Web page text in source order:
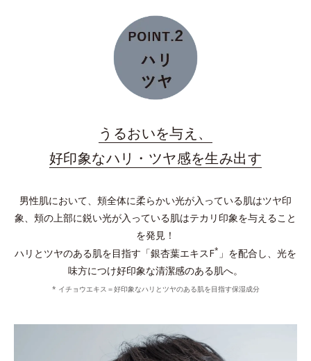
うるおいを与え、
好印象なハリ・ツヤ感を生み出す
男性肌において、頬全体に柔らかい光が入っている肌はツヤ印
象、頬の上部に鋭い光が入っている肌はテカリ印象を与えること
を発見！
ハリとツヤのある肌を目指す「銀杏葉エキスF* 」を配合し、光を
味方につけ好印象な清潔感のある肌へ。
* イチョウエキス＝好印象なハリとツヤのある肌を目指す保湿成分